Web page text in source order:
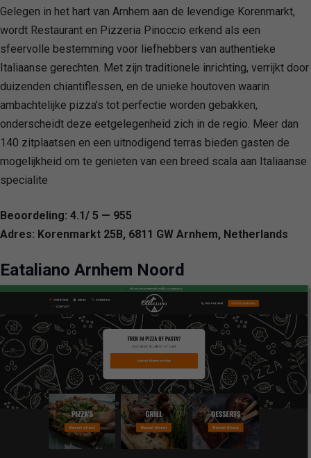
Gelegen in het hart van Arnhem aan de levendige Korenmarkt,
wordt Restaurant en Pizzeria Pinoccio erkend als een
sfeervolle bestemming voor liefhebbers van authentieke
Italiaanse gerechten. Met zijn traditionele inrichting, verrijkt door
duizenden chiantiflessen, en de unieke houtoven waarin
ambachtelijke pizza’s tot perfectie worden gebakken,
onderscheidt deze eetgelegenheid zich in de regio. Meer dan
140 zitplaatsen en een uitnodigend terras bieden gasten de
mogelijkheid om te genieten van een breed scala aan Italiaanse
specialite
Beoordeling: 4.1/ 5 — 955
Adres: Korenmarkt 25B, 6811 GW Arnhem, Netherlands
Eataliano Arnhem Noord